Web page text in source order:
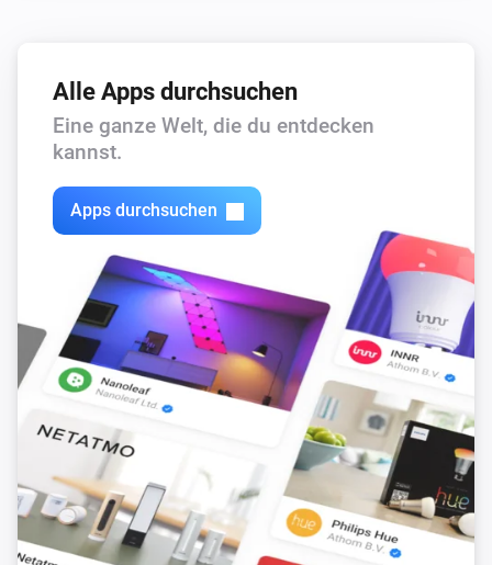
Alle Apps durchsuchen
Eine ganze Welt, die du entdecken
kannst.
Apps durchsuchen